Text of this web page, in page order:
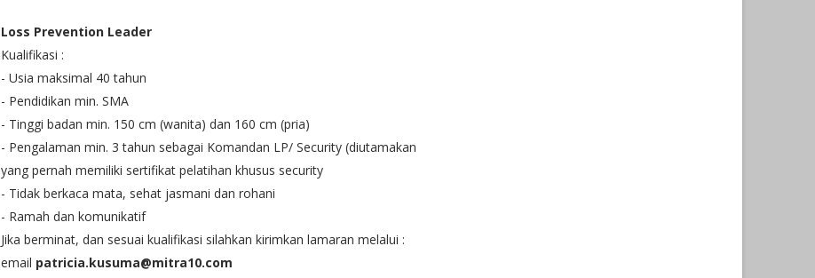
Loss Prevention Leader
Kualifikasi :
- Usia maksimal 40 tahun
- Pendidikan min. SMA
- Tinggi badan min. 150 cm (wanita) dan 160 cm (pria)
- Pengalaman min. 3 tahun sebagai Komandan LP/ Security (diutamakan
yang pernah memiliki sertifikat pelatihan khusus security
- Tidak berkaca mata, sehat jasmani dan rohani
- Ramah dan komunikatif
Jika berminat, dan sesuai kualifikasi silahkan kirimkan lamaran melalui :
email patricia.kusuma@mitra10.com